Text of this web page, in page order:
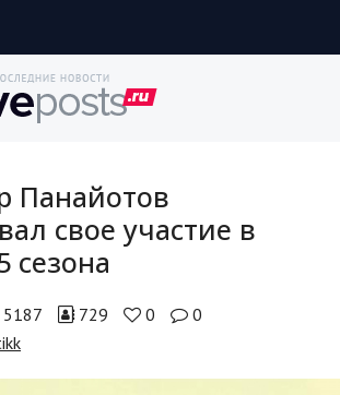
Панайотов
свое участие в
сезона
5187 729 0
0